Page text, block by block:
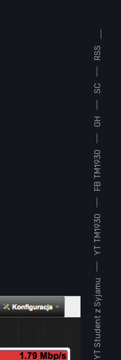
YT Student z Syjamu
YT TM1930
FB TM1930
GH
SC
RSS